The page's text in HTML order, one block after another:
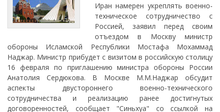
Иран намерен укреплять военно-
техническое сотрудничество с
Россией, заявил перед своим
отъездом в Москву министр
обороны Исламской Республики Мостафа Мохаммад
Наджар. Министр прибудет с визитом в российскую столицу
16 февраля по приглашению министра обороны России
Анатолия Сердюкова. В Москве М.М.Наджар обсудит
аспекты двустороннего военно-технического
сотрудничества и реализацию ранее достигнутых
договоренностей, сообщает "Синьхуа" со ссылкой на